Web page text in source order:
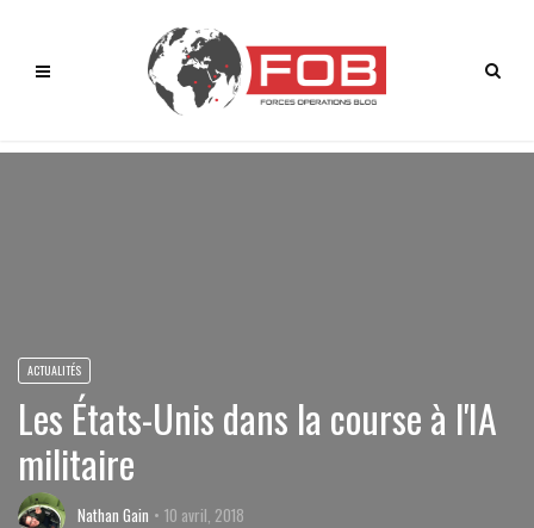
ACTUALITÉS
Les États-Unis dans la course à l'IA
militaire
Nathan Gain 10 avril, 2018